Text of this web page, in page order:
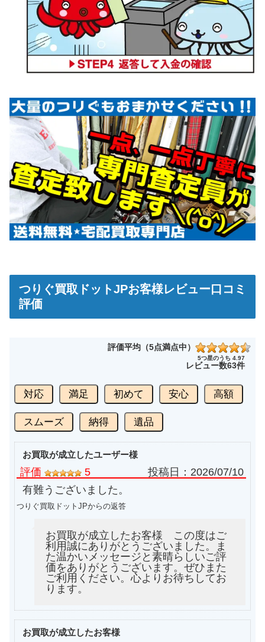
つりぐ買取ドットJPお客様レビュー口コミ
評価
評価平均（5点満点中）
5つ星のうち 4.97
レビュー数63件
対応 満足 初めて 安心 高額
スムーズ 納得 遺品
お買取が成立したユーザー様
評価 5 投稿日： 2026/07/10
有難うございました。
つりぐ買取ドットJPからの返答
お買取が成立したお客様 この度はご
利用誠にありがとうございました。ま
た温かいメッセージと素晴らしいご評
価をありがとうございます。ぜひまた
ご利用ください。心よりお待ちしてお
ります。
お買取が成立したお客様